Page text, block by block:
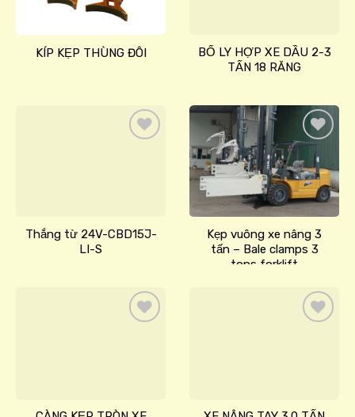
KÍP KẸP THÙNG ĐÔI
BỐ LY HỢP XE DẦU 2-3
TẤN 18 RĂNG
Thắng từ 24V-CBD15J-
LI-S
Add
to
wishlist
Kẹp vuông xe nâng 3
tấn – Bale clamps 3
tons forklift